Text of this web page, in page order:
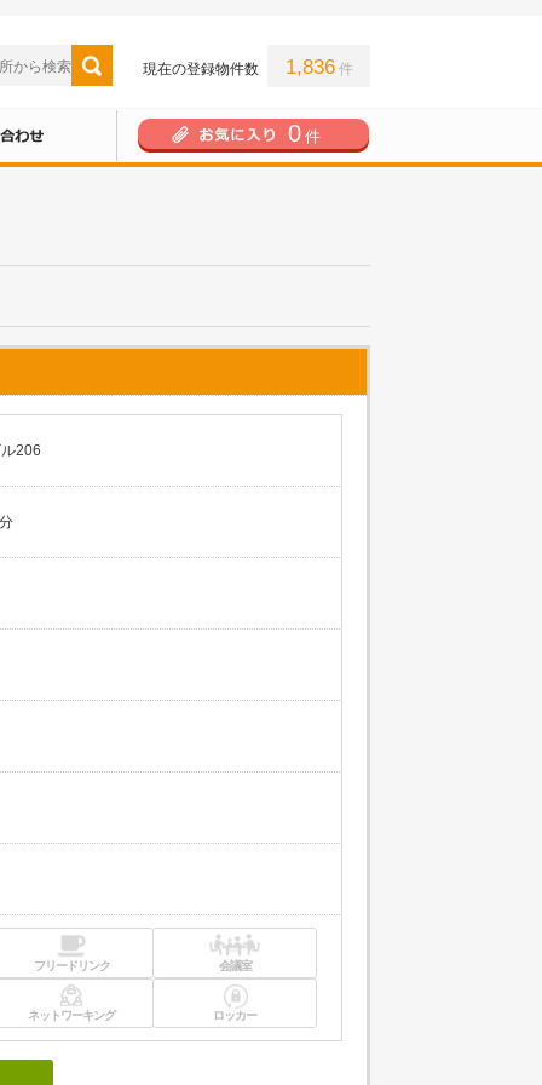
現在の登録物件数 1,836 件
0 件
206
フリードリンク 会議室
ネットワーキング ロッカー